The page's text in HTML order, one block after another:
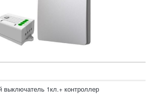
выключатель 1кл.+ контроллер